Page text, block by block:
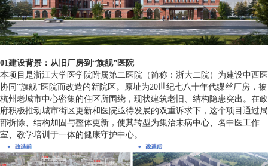
01建设背景：从旧厂房到“旗舰”医院
本项目是浙江大学医学院附属第二医院（简称：浙大二院）为建设中西医
协同“旗舰”医院而改造的新院区。原址为20世纪七八十年代缫丝厂房，被
杭州老城市中心密集的住区所围绕，现状建筑老旧、结构隐患突出。在政
府积极推动城市街区更新和医院亟待发展的双重诉求下，这个项目通过局
部拆除、结构加固与整体更新，使其转型为集治未病中心、名中医工作
室、教学培训于一体的健康守护中心。